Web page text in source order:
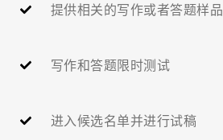
提供相关的写作或者答题样品
写作和答题限时测试
进入候选名单并进行试稿